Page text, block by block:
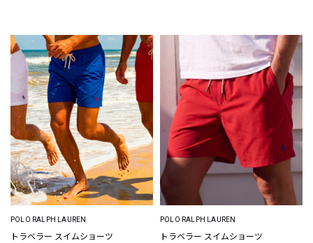
POLO RALPH LAUREN
トラベラー スイムショーツ
POLO RALPH LAUREN
トラベラー スイムショーツ